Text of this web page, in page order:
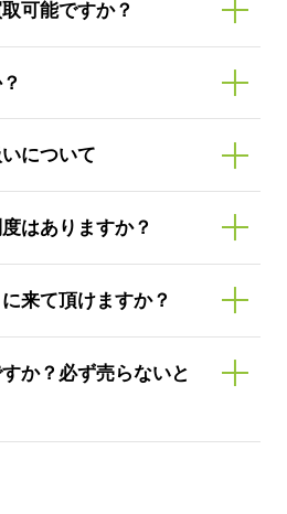
可能ですか？
について
はありますか？
来て頂けますか？
か？必ず売らないと